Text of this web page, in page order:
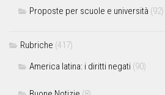
Proposte per scuole e università (92)
Rubriche (417)
America latina: i diritti negati (90)